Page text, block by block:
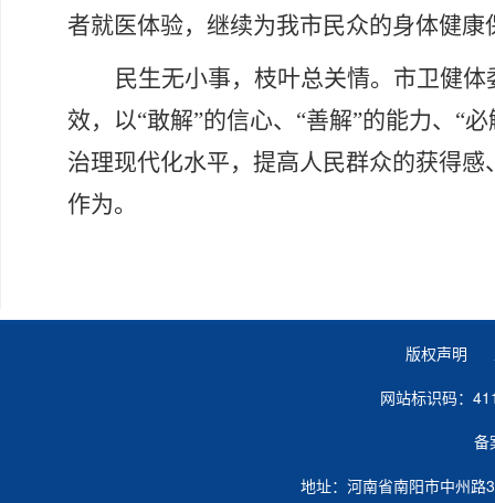
者就医体验，继续为我市民众的身体健
民生无小事，枝叶总关情。市卫健
效，以“敢解”的信心、“善解”的能力、“
治理现代化水平，提高人民群众的获得
作为。
版权声明
网站标识码：
备
地址：河南省南阳市中州